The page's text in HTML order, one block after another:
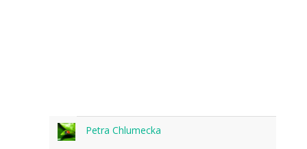
Petra Chlumecka